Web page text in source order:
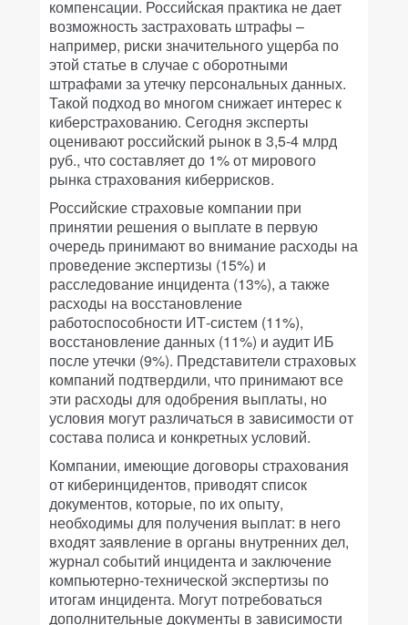
компенсации. Российская практика не дает
возможность застраховать штрафы –
например, риски значительного ущерба по
этой статье в случае с оборотными
штрафами за утечку персональных данных.
Такой подход во многом снижает интерес к
киберстрахованию. Сегодня эксперты
оценивают российский рынок в 3,5-4 млрд
руб., что составляет до 1% от мирового
рынка страхования киберрисков.
Российские страховые компании при
принятии решения о выплате в первую
очередь принимают во внимание расходы на
проведение экспертизы (15%) и
расследование инцидента (13%), а также
расходы на восстановление
работоспособности ИТ-систем (11%),
восстановление данных (11%) и аудит ИБ
после утечки (9%). Представители страховых
компаний подтвердили, что принимают все
эти расходы для одобрения выплаты, но
условия могут различаться в зависимости от
состава полиса и конкретных условий.
Компании, имеющие договоры страхования
от киберинцидентов, приводят список
документов, которые, по их опыту,
необходимы для получения выплат: в него
входят заявление в органы внутренних дел,
журнал событий инцидента и заключение
компьютерно-технической экспертизы по
итогам инцидента. Могут потребоваться
дополнительные документы в зависимости